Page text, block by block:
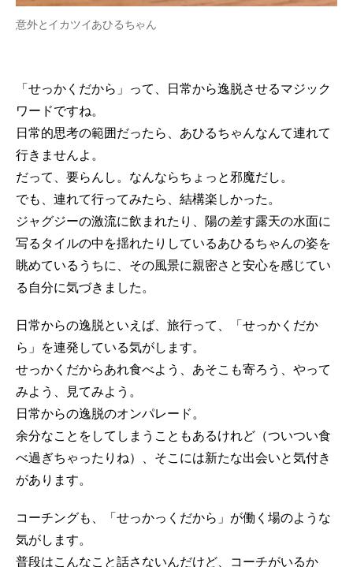
意外とイカツイあひるちゃん
「せっかくだから」って、日常から逸脱させるマジック
ワードですね。
日常的思考の範囲だったら、あひるちゃんなんて連れて
行きませんよ。
だって、要らんし。なんならちょっと邪魔だし。
でも、連れて行ってみたら、結構楽しかった。
ジャグジーの激流に飲まれたり、陽の差す露天の水面に
写るタイルの中を揺れたりしているあひるちゃんの姿を
眺めているうちに、その風景に親密さと安心を感じてい
る自分に気づきました。
日常からの逸脱といえば、旅行って、「せっかくだか
ら」を連発している気がします。
せっかくだからあれ食べよう、あそこも寄ろう、やって
みよう、見てみよう。
日常からの逸脱のオンパレード。
余分なことをしてしまうこともあるけれど（ついつい食
べ過ぎちゃったりね）、そこには新たな出会いと気付き
があります。
コーチングも、「せっかっくだから」が働く場のような
気がします。
普段はこんなこと話さないんだけど、コーチがいるか